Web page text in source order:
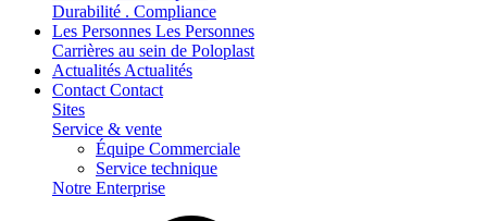
Durabilité . Compliance
Les Personnes Les Personnes
Carrières au sein de Poloplast
Actualités Actualités
Contact Contact
Sites
Service & vente
Équipe Commerciale
Service technique
Notre Enterprise